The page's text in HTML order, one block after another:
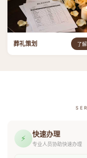
葬礼策划 了
⚡ 快速办理
专业人员协助快速办理